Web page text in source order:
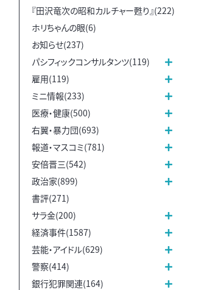
『田沢竜次の昭和カルチャー甦り』(222)
ホリちゃんの眼(6)
お知らせ(237)
パシフィックコンサルタンツ(119)
雇用(119)
ミニ情報(233)
医療・健康(500)
右翼・暴力団(693)
報道・マスコミ(781)
安倍晋三(542)
政治家(899)
書評(271)
サラ金(200)
経済事件(1587)
芸能・アイドル(629)
警察(414)
銀行犯罪関連(164)